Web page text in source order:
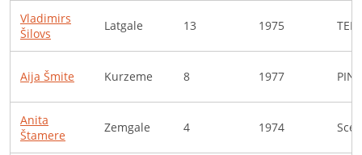
Vladimirs
Šilovs
Latgale 13 1975
Aija Šmite Kurzeme 8 1977
Anita
Štamere
Zemgale 4 1974